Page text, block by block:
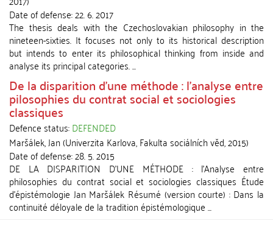
Date of defense:22. 6. 2017
The thesis deals with the Czechoslovakian philosophy in the
nineteen-sixties. It focuses not only to its historical description
but intends to enter its philosophical thinking from inside and
analyse its principal categories. ...
De la disparition d'une méthode : l'analyse entre
pilosophies du contrat social et sociologies
classiques
Defence status:DEFENDED
Maršálek, Jan(Univerzita Karlova, Fakulta sociálních věd,2015)
Date of defense:28. 5. 2015
DE LA DISPARITION D'UNE MÉTHODE : l'Analyse entre
philosophies du contrat social et sociologies classiques Étude
d'épistémologie Jan Maršálek Résumé (version courte) : Dans la
continuité déloyale de la tradition épistémologique ...